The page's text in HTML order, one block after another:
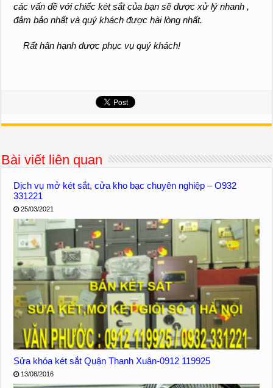
các vấn đề với chiếc két sắt của bạn sẽ được xử lý nhanh ,
đảm bảo nhất và quý khách được hài lòng nhất.
Rất hân hạnh được phục vụ quý khách!
Bài viết liên quan
Dịch vụ mở két sắt, cửa kho bạc chuyên nghiệp – O932
331221
25/03/2021
Sửa khóa két sắt Quận Thanh Xuân-0912 119925
13/08/2016